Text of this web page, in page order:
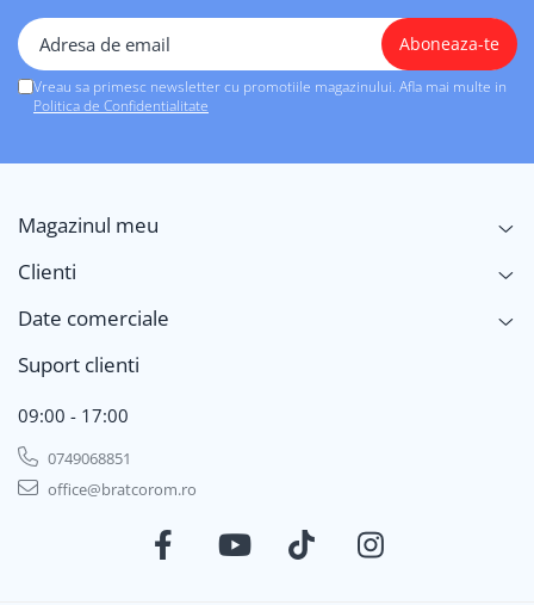
Vreau sa primesc newsletter cu promotiile magazinului. Afla mai multe in
Politica de Confidentialitate
Magazinul meu
Clienti
Date comerciale
Suport clienti
09:00 - 17:00
0749068851
office@bratcorom.ro